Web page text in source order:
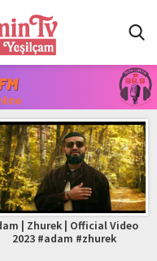
| Zhurek | Official Video
2023 #adam #zhurek